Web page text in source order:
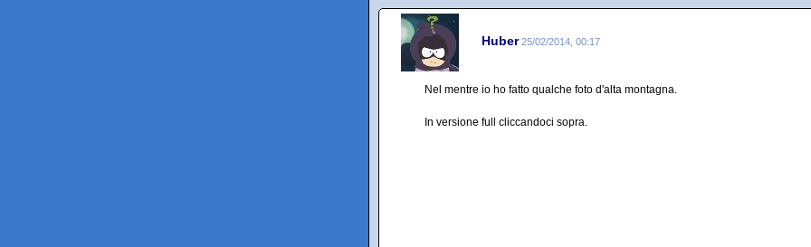
Huber 25/02/2014, 00:17
Nel mentre io ho fatto qualche foto d'alta montagna.
In versione full cliccandoci sopra.